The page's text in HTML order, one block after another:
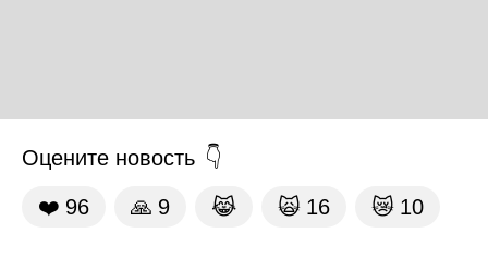
Оцените новость
❤️ 96 🙏 9 😹 🙀 16 😿 10